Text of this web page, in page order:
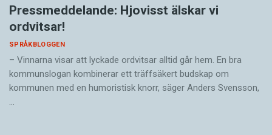
Pressmeddelande: Hjovisst älskar vi
ordvitsar!
SPRÅKBLOGGEN
– Vinnarna visar att lyckade ordvitsar alltid går hem. En bra
kommunslogan kombinerar ett träffsäkert budskap om
kommunen med en humoristisk knorr, säger Anders Svensson,
…